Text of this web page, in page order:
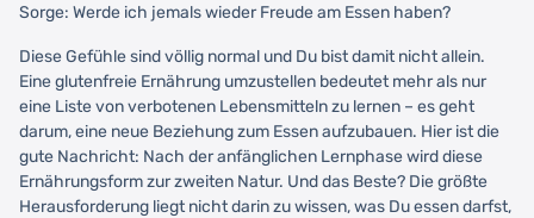
Sorge: Werde ich jemals wieder Freude am Essen haben?
Diese Gefühle sind völlig normal und Du bist damit nicht allein.
Eine glutenfreie Ernährung umzustellen bedeutet mehr als nur
eine Liste von verbotenen Lebensmitteln zu lernen – es geht
darum, eine neue Beziehung zum Essen aufzubauen. Hier ist die
gute Nachricht: Nach der anfänglichen Lernphase wird diese
Ernährungsform zur zweiten Natur. Und das Beste? Die größte
Herausforderung liegt nicht darin zu wissen, was Du essen darfst,